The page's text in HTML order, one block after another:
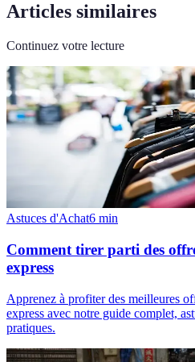
Articles similaires
Continuez votre lecture
Astuces d'Achat6 min
Comment tirer parti des
express
Apprenez à profiter des meilleures
express avec notre guide complet,
pratiques.